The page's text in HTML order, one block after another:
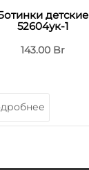
детские
52604ук-1
143.00 Br